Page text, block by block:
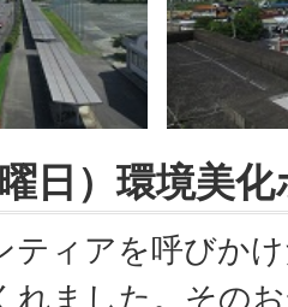
日）環境美
ティアを呼びか
れました。その